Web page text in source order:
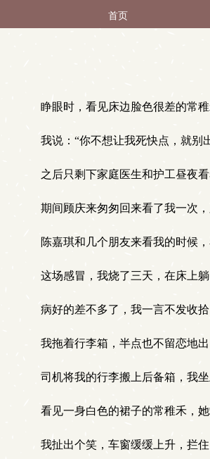
首页
睁眼时，看见床边脸色很差的常稚
我说：“你不想让我死快点，就别
之后只剩下家庭医生和护工昼夜看
期间顾庆来匆匆回来看了我一次，
陈嘉琪和几个朋友来看我的时候，
这场感冒，我烧了三天，在床上躺
病好的差不多了，我一言不发收拾
我拖着行李箱，半点也不留恋地出
司机将我的行李搬上后备箱，我坐
看见一身白色的裙子的常稚禾，她
我扯出个笑，车窗缓缓上升，拦住